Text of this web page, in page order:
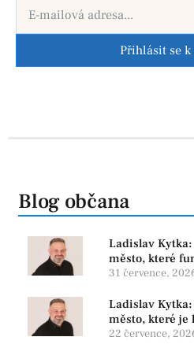
Přihlásit se
Blog občana
Ladislav
město, které
program, který
31 července,
Ladislav
město, které
22 července,